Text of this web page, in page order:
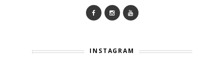
INSTAGRAM